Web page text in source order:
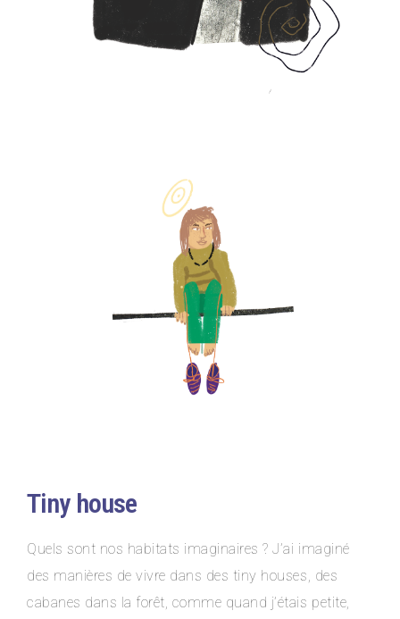
Tiny house
Quels sont nos habitats imaginaires ? J’ai imaginé
des manières de vivre dans des tiny houses, des
cabanes dans la forêt, comme quand j’étais petite,